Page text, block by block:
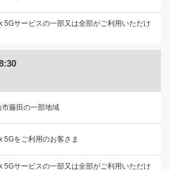
5Gサービスの一部又は全部がご利用いただけ
市藤田の一部地域
5Gをご利用のお客さま
5Gサービスの一部又は全部がご利用いただけ